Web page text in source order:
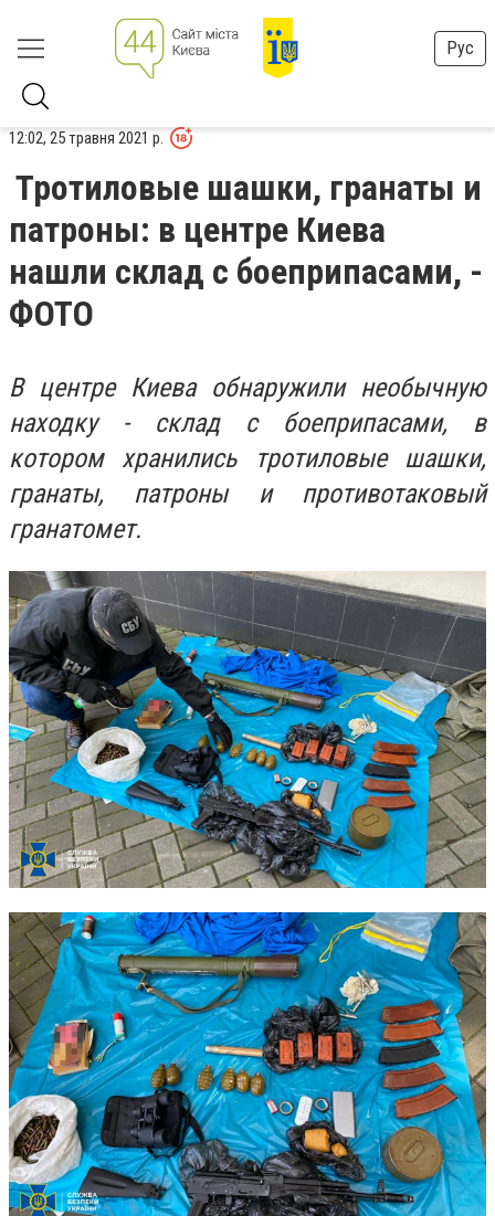
Рус
12:02, 25 травня 2021 р.
Тротиловые шашки, гранаты и
патроны: в центре Киева
нашли склад с боеприпасами, -
ФОТО
В центре Киева обнаружили необычную
находку - склад с боеприпасами, в
котором хранились тротиловые шашки,
гранаты, патроны и противотаковый
гранатомет.